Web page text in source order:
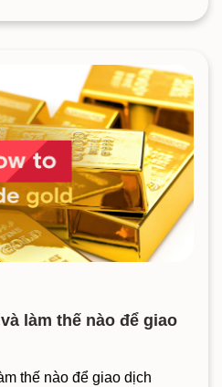
làm thế nào để giao
thế nào để giao dịch